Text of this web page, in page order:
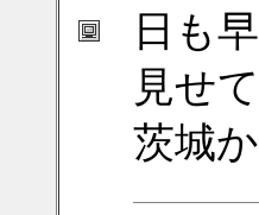
日も
見せ
茨城